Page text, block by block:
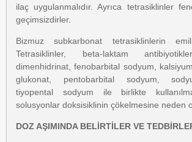
ilaç uygulanmalıdır. Ayrıca tetrasiklinler
geçimsizdirler.
Bizmuz subkarbonat tetrasiklinlerin
Tetrasiklinler, beta-laktam
dimenhidrinat, fenobarbital sodyum,
glukonat, pentobarbital sodyum,
tiyopental sodyum ile birlikte
solusyonlar doksisiklinin çökelmesine neden
DOZ AŞIMINDA BELİRTİLER VE